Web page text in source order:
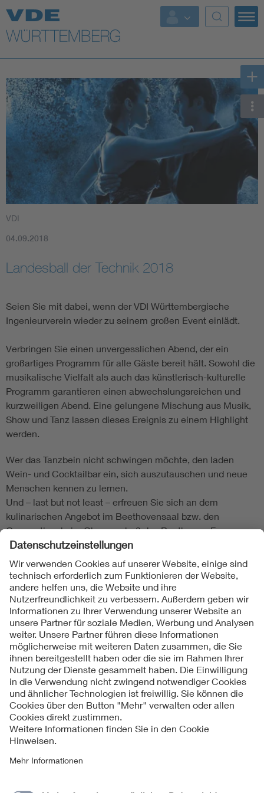
Top Themen
Fokusthemen
Energy
AI & Digital Trust
Health
Electromobility
Energy efficiency
Functional safety
VDI
04.09.2018
Landesball der Technik 2018
Seien Sie mit dabei, wenn der VDI Württembergische
Ingenieurverein wieder zu seinem großen Event einlädt.
Verbringen Sie einen unvergesslichen Abend, der ein
großartiges Programm für alle Gäste bereit hält. Sowohl die
musikalische Vielfalt als auch das künstlerisch-kulturelle
Programm garantieren einen abwechslungsreichen und
kurzweiligen Abend. Eine gelungene Mischung aus Musik,
Show und Tanz lassen dieses Ereignis zu einem Highlight
werden.
Wer das Tanzbein nicht schwingen möchte, den laden
Wein- und Cocktailbar ein, sich auszutauschen und neue
Menschen kennen zu lernen.
Und – last but not least – erfreuen Sie sich an dem
kulinarischen Angebot im Beethovensaal bzw. den
Gourmetinseln im Obergeschoß des Beethoven-Foyer.
Anmeldung:
https://www.vdi-suedwest.de/nc/veranstaltungen/vdi-ball/
Folgen Sie uns
Datenschutzinformationen